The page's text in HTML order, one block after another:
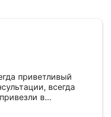
приветливый
всегда
в